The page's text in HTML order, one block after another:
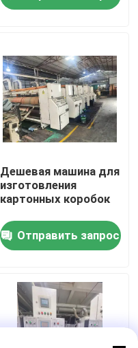
Дешевая машина для
изготовления
картонных коробок
Отправить запрос